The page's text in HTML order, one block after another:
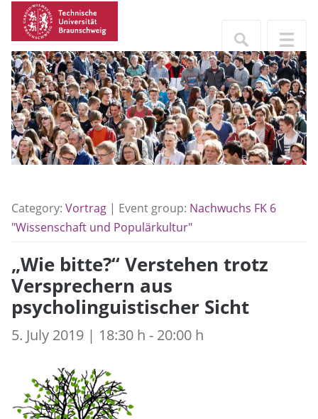
Category: Vortrag | Event group: Nachwuchs FK 6
"Wissenschaft und Populärkultur"
„Wie bitte?“ Verstehen trotz
Versprechern aus
psycholinguistischer Sicht
5. July 2019 | 18:30 h - 20:00 h